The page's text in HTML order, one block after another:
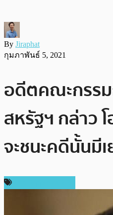
By Jiraphat
กุมภาพันธ์ 5, 2021
อดีตคณะกรร
สหรัฐฯ กล่าว
จะชนะคดีนั้นมี